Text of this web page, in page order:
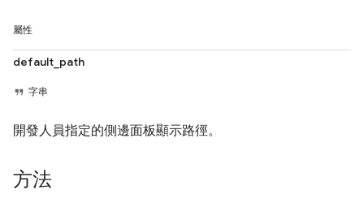
屬性
default_path
字串
開發人員指定的側邊面板顯示路徑。
方法